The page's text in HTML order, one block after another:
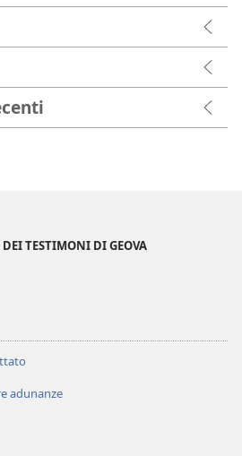
TESTIMONI DI GEOVA
adunanze